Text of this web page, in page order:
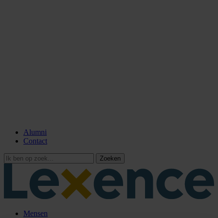
Alumni
Contact
Zoeken
Mensen